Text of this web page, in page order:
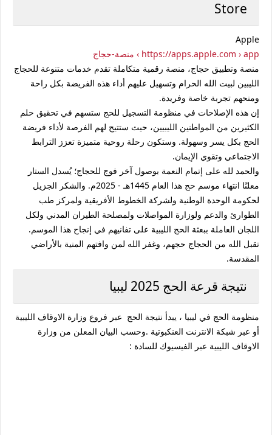
Store
Apple
https://apps.apple.com › app › منصة-حجاج
منصة وتطبيق حجاج، منصة رقمية متكاملة تقدم خدمات متنوعة للحجاج
الليبين لبيت الله الحرام وتسهيل عليهم أداء هذه الفريضة بكل راحة
ومنحهم تجربة خاصة وفريدة.
إن هذه الإصلاحات في منظومة التسجيل للحج ستسهم في تحقيق حلم
الكثيرين من المواطنين الليبيين، حيث ستتيح لهم الفرصة لأداء فريضة
الحج بكل يسر وسهولة. وستكون رحلة روحية متميزة تعزز الترابط
الاجتماعي وتقوي الإيمان.
والحمد لله على إتمام النعمة بوصول آخر فوج للحجاج؛ يُسدل الستار
معلنًا انتهاء موسم حج هذا العام 1445هـ - 2025م. والشكر الجزيل
لحكومة الوحدة الوطنية ولشركة الخطوط الأفريقية ولمركز طب
الطوارئ والدعم ولوزارة المواصلات ولمصلحة الطيران المدني ولكل
اللجان العاملة ببعثة الحج الليبية على تفانيهم في إنجاح هذا الموسم.
تقبل الله من الحجاج حجهم، وغفر الله لمن وافتهم المنية بالأراضي
المقدسة.
نتيجة قرعة الحج 2025 ليبيا
منظومة الحج في ليبيا ، يبدأ نتيجة الحج عبر فروع وزارة الاوقاف الليبية
أو عبر شبكة الانترنت العنكبوتية .وحسب البيان المعلن من وزارة
الاوقاف الليبية عبر الفيسيوك للسادة :